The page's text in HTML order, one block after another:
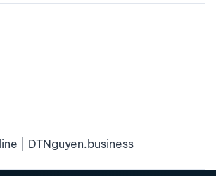
| DTNguyen.business